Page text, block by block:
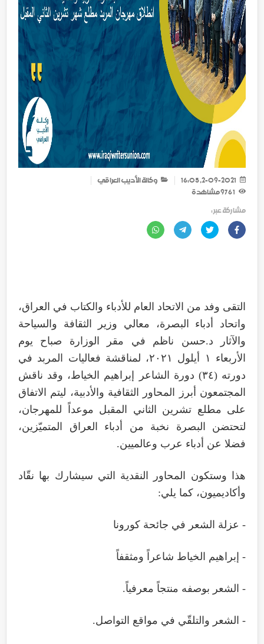
وكالة الأديب العراقي
مشاهدة
مشاركة عبر :
التقى وفد من الاتحاد العام للأدباء والكتاب في العراق،
واتحاد أدباء البصرة، معالي وزير الثقافة والسياحة
والآثار د.حسن ناظم في مقر الوزارة صباح يوم
الأربعاء ١ أيلول ٢٠٢١، لمناقشة فعاليات المربد في
دورته (٣٤) دورة الشاعر إبراهيم الخياط، وقد ناقش
المجتمعون أبرز المحاور الثقافية والأدبية، ليتم الاتفاق
على مطلع تشرين الثاني المقبل موعداً للمهرجان،
لتحتضن البصرة نخبة من أدباء العراق المتميّزين،
فضلا عن أدباء عرب وعالميين.
هذا وستكون المحاور النقدية التي سيشارك بها نقّاد
وأكاديميون، كما يلي:
- عزلة الشعر في جائحة كورونا
- إبراهيم الخياط شاعراً ومثقفاً
- الشعر بوصفه منتجاً معرفياً.
- الشعر والتلقّي في مواقع التواصل.